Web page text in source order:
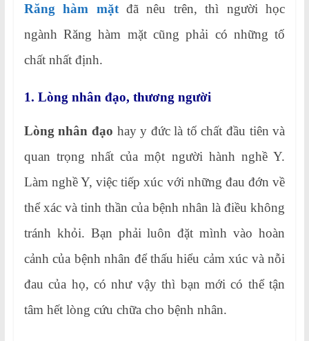
Răng hàm mặtđã nêu trên, thì người học
ngành Răng hàm mặt cũng phải có những tố
chất nhất định.
1. Lòng nhân đạo, thương người
Lòng nhân đạo hay y đức là tố chất đầu tiên và
quan trọng nhất của một người hành nghề Y.
Làm nghề Y, việc tiếp xúc với những đau đớn về
thể xác và tinh thần của bệnh nhân là điều không
tránh khỏi. Bạn phải luôn đặt mình vào hoàn
cảnh của bệnh nhân để thấu hiểu cảm xúc và nỗi
đau của họ, có như vậy thì bạn mới có thể tận
tâm hết lòng cứu chữa cho bệnh nhân.